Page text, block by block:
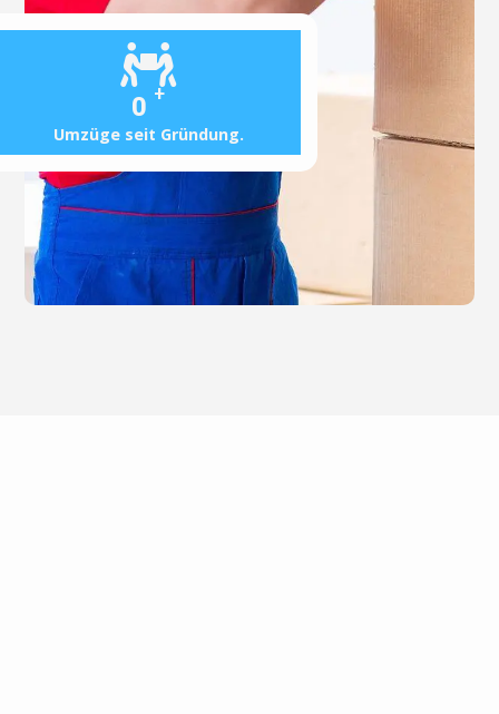
0 +
Umzüge seit Gründung.